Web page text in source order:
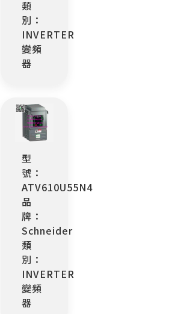
類
別：
INVERTER
變頻
器
型
號：
ATV610U55N4
品
牌：
Schneider
類
別：
INVERTER
變頻
器